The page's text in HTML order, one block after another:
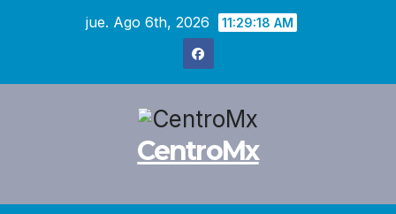
jue. Ago 6th, 2026 11:29:19 AM
CentroMx